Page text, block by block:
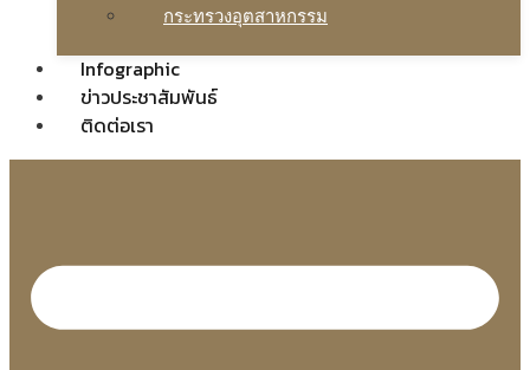
กระทรวงอุตสาหกรรม
Infographic
ข่าวประชาสัมพันธ์
ติดต่อเรา